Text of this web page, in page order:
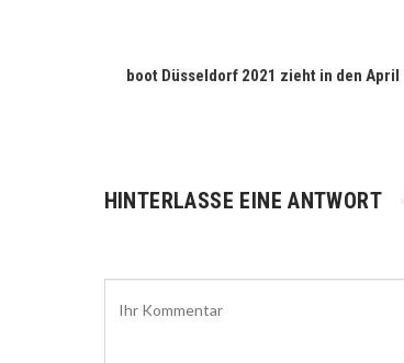
boot Düsseldorf 2021 zieht in den April
HINTERLASSE EINE ANTWORT